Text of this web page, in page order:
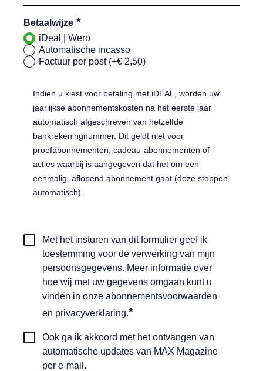
Betaalwijze *
iDeal | Wero
Automatische incasso
Factuur per post (+€ 2,50)
Indien u kiest voor betaling met iDEAL, worden uw
jaarlijkse abonnementskosten na het eerste jaar
automatisch afgeschreven van hetzelfde
bankrekeningnummer. Dit geldt niet voor
proefabonnementen, cadeau-abonnementen of
acties waarbij is aangegeven dat het om een
eenmalig, aflopend abonnement gaat (deze stoppen
automatisch).
Toestemming
automatische
incasso
Met het insturen van dit formulier geef ik
toestemming voor de verwerking van mijn
persoonsgegevens. Meer informatie over
hoe wij met uw gegevens omgaan kunt u
vinden in onze abonnementsvoorwaarden
en privacyverklaring.*
Automatische
updates
ontangen
Ook ga ik akkoord met het ontvangen van
automatische updates van MAX Magazine
per e-mail.